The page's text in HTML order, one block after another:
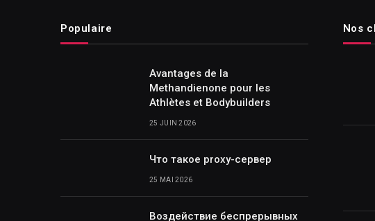
Populaire
Avantages de la
Methandienone pour les
Athlètes et Bodybuilders
25 JUIN 2026
Что такое proxy-сервер
25 MAI 2026
Воздействие беспрерывных
Nos